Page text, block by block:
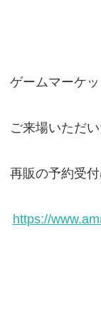
ゲームマーケ
ご来場いただ
再販の予約受
https://